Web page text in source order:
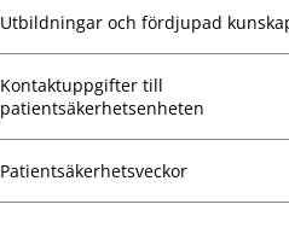
Utbildningar och fördjupad
Kontaktuppgifter till
patientsäkerhetsenheten
Patientsäkerhetsveckor